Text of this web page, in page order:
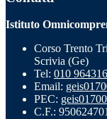
Istituto
Corso Trento
Scrivia (Ge)
Tel: 010
Email:
PEC:
C.F.: